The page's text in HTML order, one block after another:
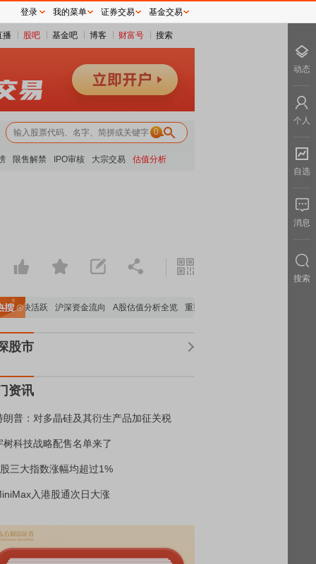
播 股吧 基金吧 博客 财富号 搜索
0
限售解禁 IPO审核 大宗交易 估值分析
块活跃 沪深资金流向 A股估值分析全览 重要机构持股数据
股市
资讯
朗普：对多晶硅及其衍生产品加征关税
树科技战略配售名单来了
三大指数涨幅均超过1%
入港股通次日大涨
登录 我的菜单 证券交易 基金交易
动态
个人
自选
消息
搜索